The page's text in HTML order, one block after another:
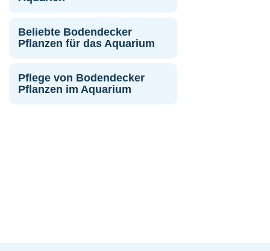
Beliebte Bodendecker
Pflanzen für das Aquarium
Pflege von Bodendecker
Pflanzen im Aquarium